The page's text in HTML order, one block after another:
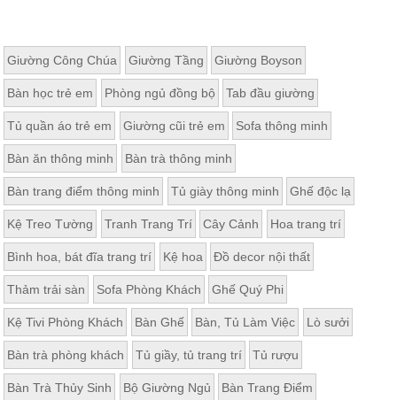
Giường Công Chúa Giường Tầng Giường Boyson
Bàn học trẻ em Phòng ngủ đồng bộ Tab đầu giường
Tủ quần áo trẻ em Giường cũi trẻ em Sofa thông minh
Bàn ăn thông minh Bàn trà thông minh
Bàn trang điểm thông minh Tủ giày thông minh Ghế độc lạ
Kệ Treo Tường Tranh Trang Trí Cây Cảnh Hoa trang trí
Bình hoa, bát đĩa trang trí Kệ hoa Đồ decor nội thất
Thảm trải sàn Sofa Phòng Khách Ghế Quý Phi
Kệ Tivi Phòng Khách Bàn Ghế Bàn, Tủ Làm Việc Lò sưởi
Bàn trà phòng khách Tủ giầy, tủ trang trí Tủ rượu
Bàn Trà Thủy Sinh Bộ Giường Ngủ Bàn Trang Điểm